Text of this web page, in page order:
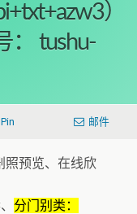
）
： tushu-
Pin 邮件
照预览、在线欣
分门别类：